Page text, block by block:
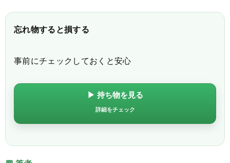
忘れ物すると損する
事前にチェックしておくと安心
▶ 持ち物を見る
詳細をチェック